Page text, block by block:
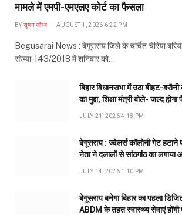
मामले में एमपी-एमएलए कोर्ट का फैसला
BY सुमन सौरब AUGUST 1, 2026 6:22 PM
Begusarai News : बेगूसराय जिले के चर्चित चेरिया
संख्या-143/2018 में शनिवार को…
बिहार विधानसभा में उठा बीहट-
का मुद्दा, शिक्षा मंत्री बोले- जल्द
JULY 21, 2026 4:18 PM
बेगूसराय : ज्वेलर्स कॉलोनी गेट
नेता ने दलालों से सांठगांठ का लगाया
JULY 14, 2026 1:10 PM
बेगूसराय बनेगा बिहार का पहला
ABDM के तहत स्वास्थ्य सेवाएं होंगी